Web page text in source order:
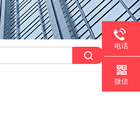
电话
微信